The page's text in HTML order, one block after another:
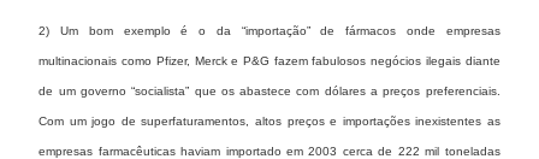
2) Um bom exemplo é o da “importação” de fármacos onde empresas
multinacionais como Pfizer, Merck e P&G fazem fabulosos negócios ilegais diante
de um governo “socialista” que os abastece com dólares a preços preferenciais.
Com um jogo de superfaturamentos, altos preços e importações inexistentes as
empresas farmacêuticas haviam importado em 2003 cerca de 222 mil toneladas